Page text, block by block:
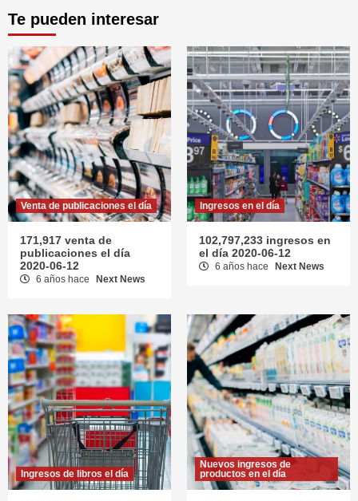
Te pueden interesar
Venta de publicaciones el día
171,917 venta de
publicaciones el día
2020-06-12
6 años hace Next News
Ingresos en el día
102,797,233 ingresos en
el día 2020-06-12
6 años hace Next News
Ingresos de libros el día
Nuevos ingresos de
productos en el día